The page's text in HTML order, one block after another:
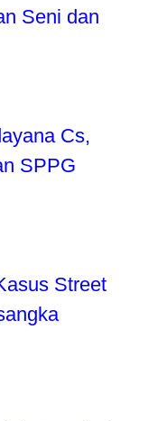
Seni dan
Cs,
SPPG
Street